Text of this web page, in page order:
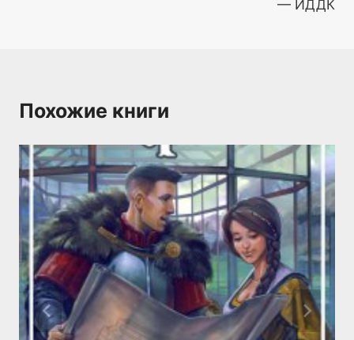
— ИДДК
Похожие книги